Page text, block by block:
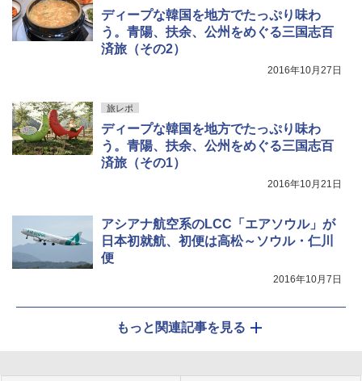
ディープな韓国を地方でたっぷり味わ
う。青陽、扶余、公州をめぐる三国志百
済旅（その2）
2016年10月27日
旅レポ
ディープな韓国を地方でたっぷり味わ
う。青陽、扶余、公州をめぐる三国志百
済旅（その1）
2016年10月21日
アシアナ航空系のLCC「エアソウル」が
日本初就航、初便は高松～ソウル・仁川
便
2016年10月7日
もっと関連記事を見る